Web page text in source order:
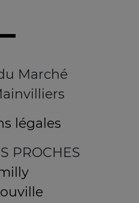
Marché
légales
PROCHES